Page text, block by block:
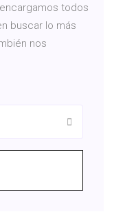
todos
buscar lo más
nos